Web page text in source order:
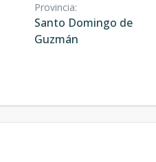
Provincia:
Santo Domingo de
Guzmán